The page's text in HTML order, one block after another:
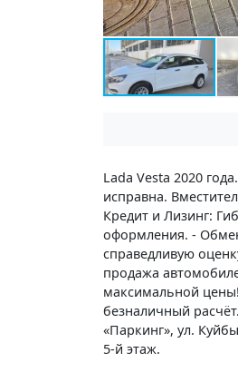
Lada Vesta 2020
исправна.
Кредит и Лизинг:
оформления. -
справедливую
продажа
максимальной
безналичный
«Паркинг», ул.
5-й этаж.